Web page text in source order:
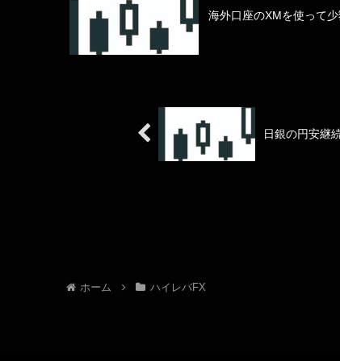
海外口座のXMを使って
日銀の円安継
ホーム ハイレバFX